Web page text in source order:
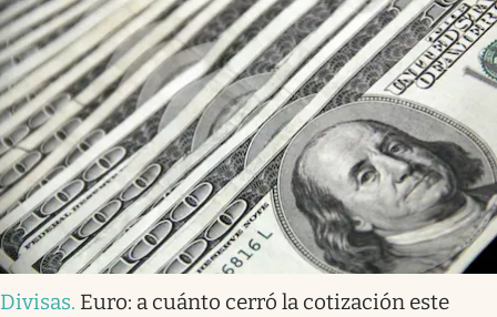
Divisas. Euro: a cuánto cerró la cotización este